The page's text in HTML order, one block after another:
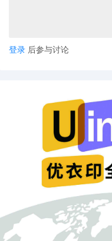
登录 后参与讨论